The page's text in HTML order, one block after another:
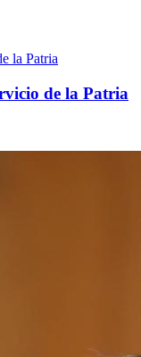
de la Patria